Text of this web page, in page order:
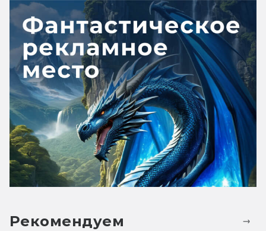
Рекомендуем